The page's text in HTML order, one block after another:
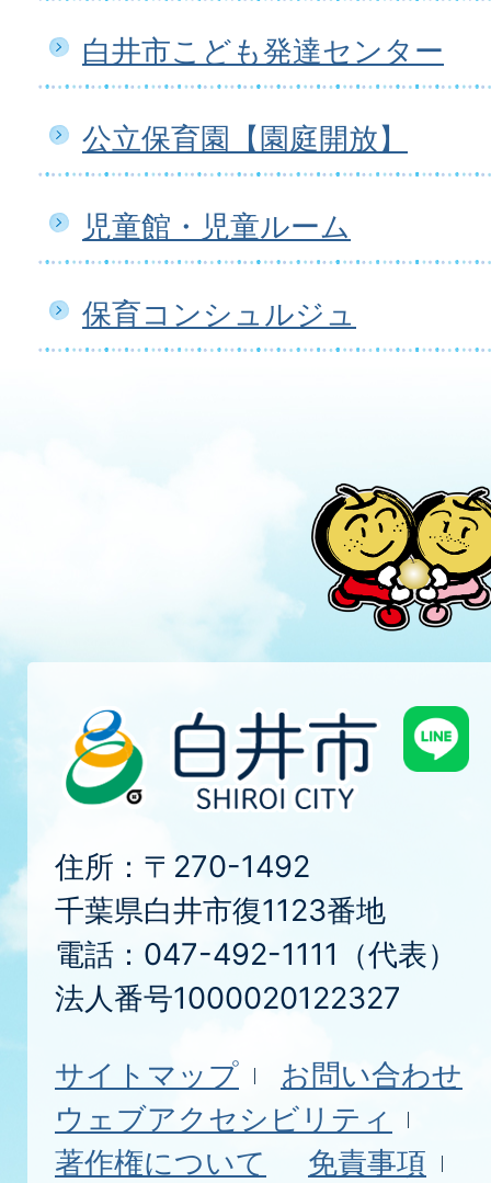
白井市こども発達センター
公立保育園【園庭開放】
児童館・児童ルーム
保育コンシュルジュ
住所：〒270-1492
千葉県白井市復1123番地
電話：047-492-1111（代表）
法人番号1000020122327
サイトマップ
お問い合わせ
ウェブアクセシビリティ
著作権について
免責事項